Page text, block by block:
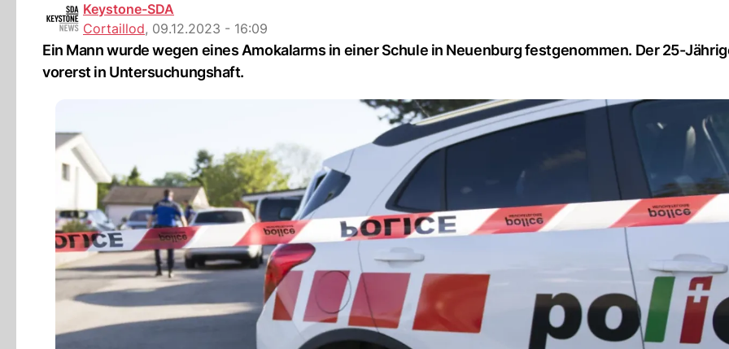
Keystone-SDA
Cortaillod, 09.12.2023 - 16:09
Ein Mann wurde wegen eines Amokalarms in einer Schule in Neuenburg festgenommen. Der 25-
vorerst in Untersuchungshaft.